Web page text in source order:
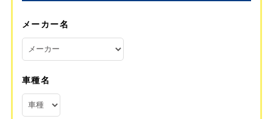
メーカー名
車種名